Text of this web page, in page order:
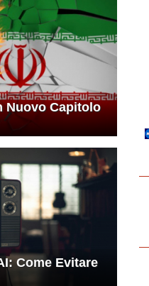
Nuovo Capitolo
Come Evitare